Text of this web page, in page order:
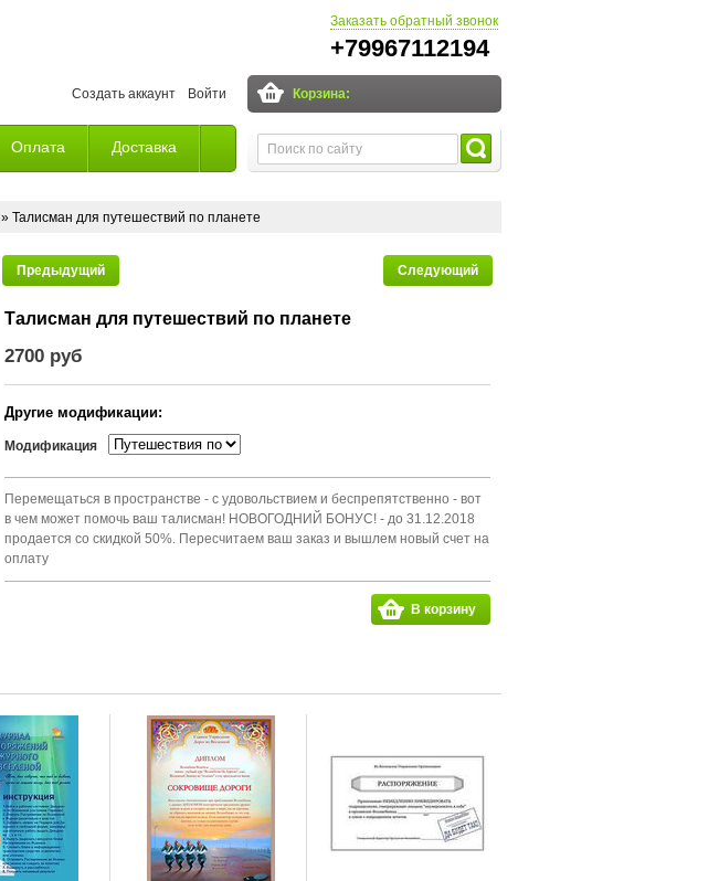
Заказать обратный звонок
+79967112194
Создать аккаунт Войти
Оплата Доставка
Корзина:
» Талисман для путешествий по планете
Предыдущий Следующий
Талисман для путешествий по планете
2700 руб
Другие модификации:
Модификация
Перемещаться в пространстве - с удовольствием и беспрепятственно - вот
в чем может помочь ваш талисман! НОВОГОДНИЙ БОНУС! - до 31.12.2018
продается со скидкой 50%. Пересчитаем ваш заказ и вышлем новый счет на
оплату
В корзину